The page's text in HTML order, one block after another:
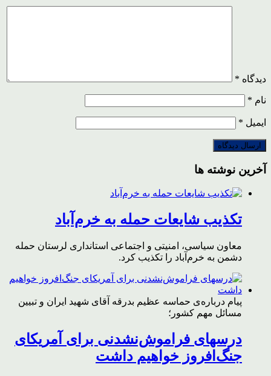
دیدگاه *
نام *
ایمیل *
آخرین نوشته ها
تکذیب شایعات حمله به خرم‌آباد
معاون سیاسی، امنیتی و اجتماعی استانداری لرستان حمله
دشمن به خرم‌آباد را تکذیب کرد.
پیام درباره‌ی حماسه عظیم بدرقه آقای شهید ایران و تبیین
مسائل مهم کشور؛
درسهای فراموش‌نشدنی برای آمریکای
جنگ‌افروز خواهیم داشت